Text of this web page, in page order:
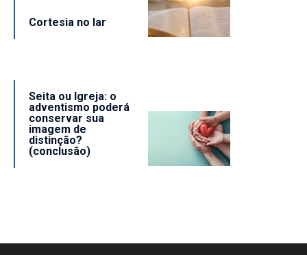
Cortesia no lar
Seita ou Igreja: o
adventismo poderá
conservar sua
imagem de
distinção?
(conclusão)